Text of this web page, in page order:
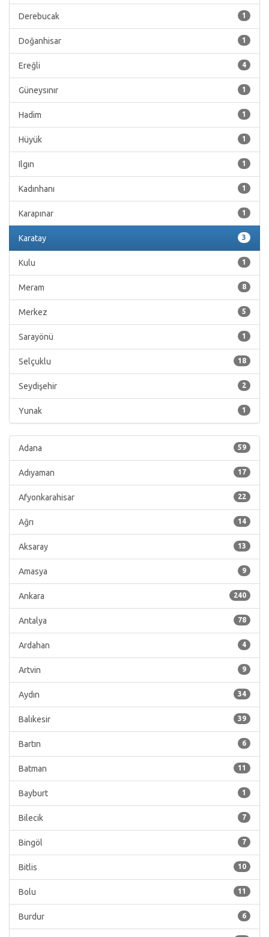
1
Derebucak
1
Doğanhisar
4
Ereğli
1
Güneysınır
1
Hadim
1
Hüyük
1
Ilgın
1
Kadınhanı
1
Karapınar
3
Karatay
1
Kulu
8
Meram
5
Merkez
1
Sarayönü
18
Selçuklu
2
Seydişehir
1
Yunak
59
Adana
17
Adıyaman
22
Afyonkarahisar
14
Ağrı
13
Aksaray
9
Amasya
240
Ankara
78
Antalya
4
Ardahan
9
Artvin
34
Aydın
39
Balıkesir
6
Bartın
11
Batman
1
Bayburt
7
Bilecik
7
Bingöl
10
Bitlis
11
Bolu
6
Burdur